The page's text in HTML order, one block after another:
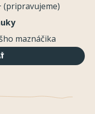
(pripravujeme)
maznáčika